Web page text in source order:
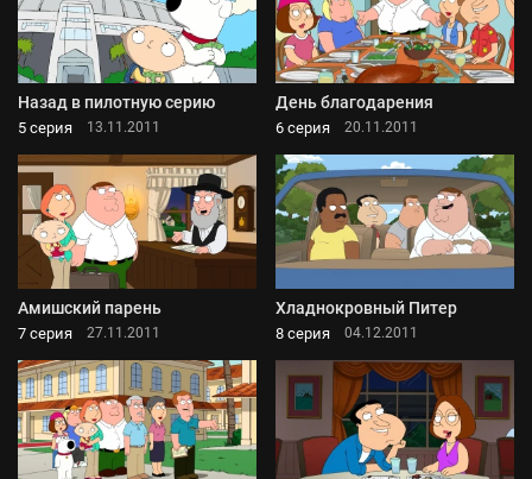
Назад в пилотную серию
5 серия 13.11.2011
День благодарения
6 серия 20.11.2011
Амишский парень
7 серия 27.11.2011
Хладнокровный Питер
8 серия 04.12.2011